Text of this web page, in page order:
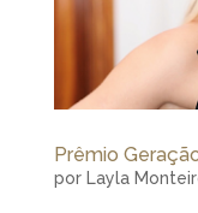
Prêmio
por Layla